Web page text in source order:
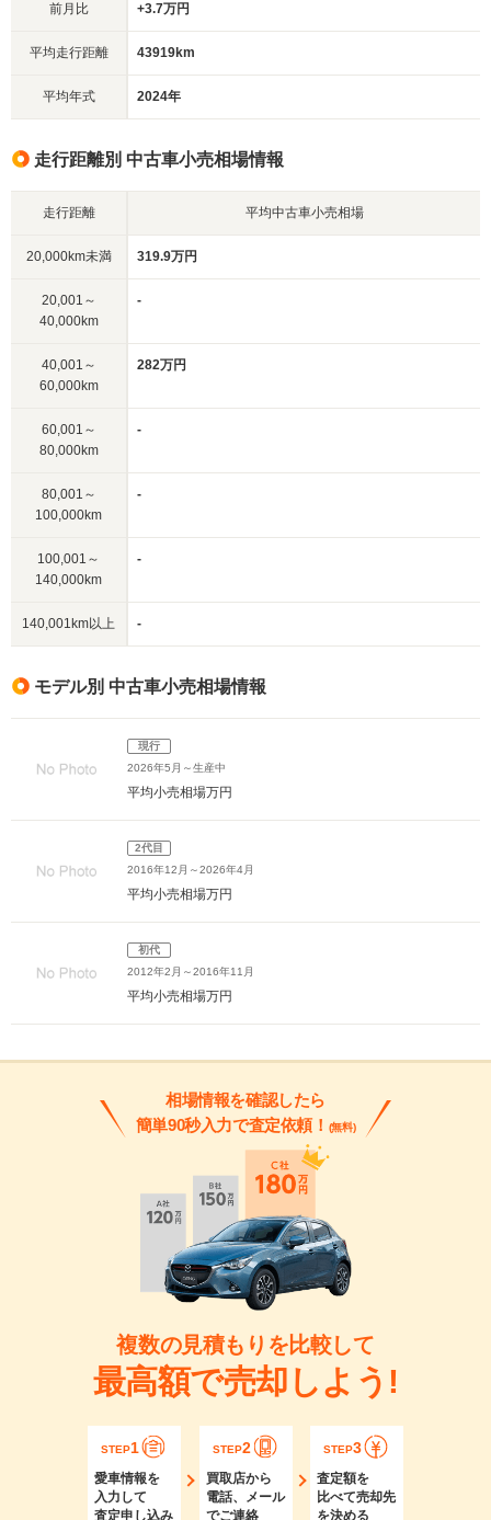
前月比 +3.7万円
平均走行距離 43919km
平均年式 2024年
走行距離別 中古車小売相場情報
走行距離 平均中古車小売相場
20,000km未満 319.9万円
20,001～
40,000km
-
40,001～
60,000km
282万円
60,001～
80,000km
-
80,001～
100,000km
-
100,001～
140,000km
-
140,001km以上 -
モデル別 中古車小売相場情報
現行
2026年5月～生産中
平均小売相場万円
2代目
2016年12月～2026年4月
平均小売相場万円
初代
2012年2月～2016年11月
平均小売相場万円
相場情報を確認したら
簡単90秒入力で査定依頼！ (無料)
複数の見積もりを比較して
最高額で売却しよう!
STEP1
愛車情報を
入力して
査定申し込み
STEP2
買取店から
電話、メール
でご連絡
STEP3
査定額を
比べて売却先
を決める